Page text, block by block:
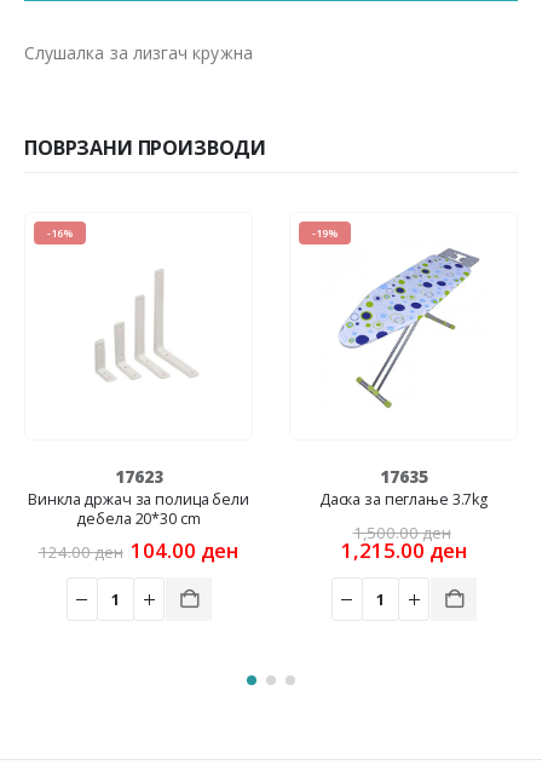
Слушалка за лизгач кружна
ПОВРЗАНИ ПРОИЗВОДИ
-16%
17623
Винкла држач за полица бели
дебела 20*30 cm
124.00ден Original
was:
124.00 ден.
104.00 ден
104.00 ден.
-19%
17635
Даска за пеглање 3.7kg
1,500.00ден
price
1,500.00
1,215.00 денCurrent